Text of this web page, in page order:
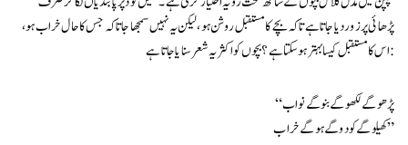
پڑھائی پر زور دیا جاتا ہے تاکہ بچے کا مستقبل روشن ہو، لیکن یہ نہیں سمجھا جاتا کہ جس کا حال خراب ہو،
اس کا مستقبل کیسا بہتر ہو سکتا ہے؟ بچوں کو اکثر یہ شعر سنایا جاتا ہے:
“پڑھو گے لکھو گے بنو گے نواب
کھیلو گے کودو گے ہو گے خراب”